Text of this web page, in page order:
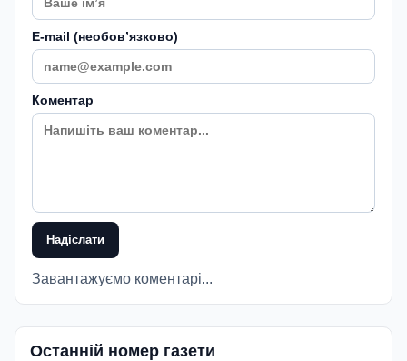
E-mail (необовʼязково)
Коментар
Надіслати
Завантажуємо коментарі...
Останній номер газети